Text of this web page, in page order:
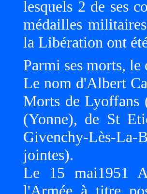
lesquels 2 de ses
médailles
la Libération ont
Parmi ses morts,
Le nom d'Albert
Morts de Lyoffans
(Yonne), de St
Givenchy-Lès-
jointes).
Le 15 mai1951